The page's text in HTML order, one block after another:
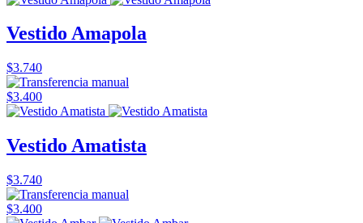
Vestido Amapola
$3.740
$3.400
Vestido Amatista
$3.740
$3.400